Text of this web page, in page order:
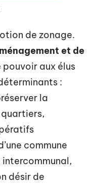
de zonage.
et de
pouvoir aux élus
:
la
commune
intercommunal,
désir de